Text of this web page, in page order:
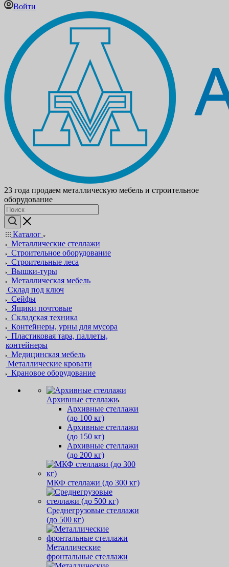
Войти
23 года продаем металлическую мебель и строительное
оборудование
Каталог
Металлические стеллажи
Строительное оборудование
Строительные леса
Вышки-туры
Металлическая мебель
Склад под ключ
Сейфы
Ящики почтовые
Складская техника
Контейнеры, урны для мусора
Пластиковая тара, паллеты,
контейнеры
Медицинская мебель
Металлические кровати
Крановое оборудование
Архивные стеллажи
Архивные стеллажи
(до 100 кг)
Архивные стеллажи
(до 150 кг)
Архивные стеллажи
(до 200 кг)
МКФ стеллажи (до 300 кг)
Среднегрузовые стеллажи
(до 500 кг)
Металлические
фронтальные стеллажи